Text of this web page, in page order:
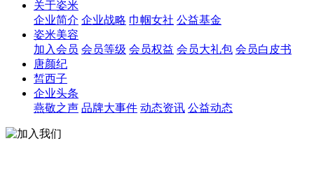
关于姿米
企业简介 企业战略 巾帼女社 公益基金
姿米美容
加入会员 会员等级 会员权益 会员大礼包 会员白皮书
唐颜纪
皙西子
企业头条
燕敬之声 品牌大事件 动态资讯 公益动态